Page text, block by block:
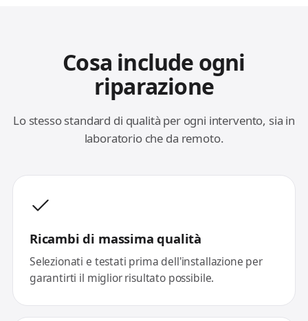
Cosa include ogni
riparazione
Lo stesso standard di qualità per ogni intervento, sia in
laboratorio che da remoto.
Ricambi di massima qualità
Selezionati e testati prima dell'installazione per
garantirti il miglior risultato possibile.